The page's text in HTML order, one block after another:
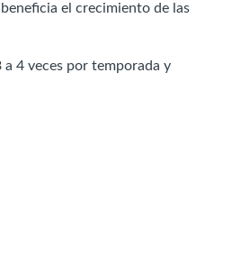
el crecimiento de las
4 veces por temporada y